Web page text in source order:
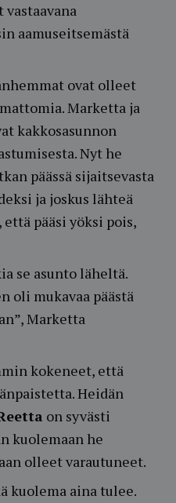
aamuseitsemästä
ovat olleet
Marketta ja
kakkosasunnon
Nyt he
päässä sijaitsevasta
ja joskus lähteä
pääsi yöksi pois,
se asunto läheltä.
oli mukavaa päästä
Marketta
kokeneet, että
Heidän
on syvästi
kuolemaan he
olleet varautuneet.
kuolema aina tulee.